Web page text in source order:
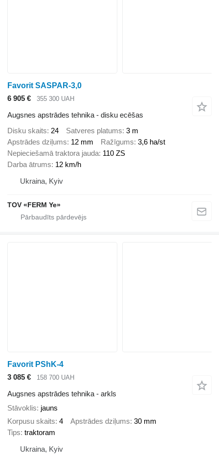
Favorit SASPAR-3,0
6 905 €
355 300 UAH
Augsnes apstrādes tehnika - disku ecēšas
Disku skaits 24 Satveres platums 3 m
Apstrādes dziļums 12 mm Ražīgums 3,6 ha/st
Nepieciešamā traktora jauda 110 ZS
Darba ātrums 12 km/h
Ukraina, Kyiv
TOV «FERM Ye»
Favorit PShK-4
3 085 €
158 700 UAH
Augsnes apstrādes tehnika - arkls
Stāvoklis jauns
Korpusu skaits 4 Apstrādes dziļums 30 mm
Tips traktoram
Ukraina, Kyiv